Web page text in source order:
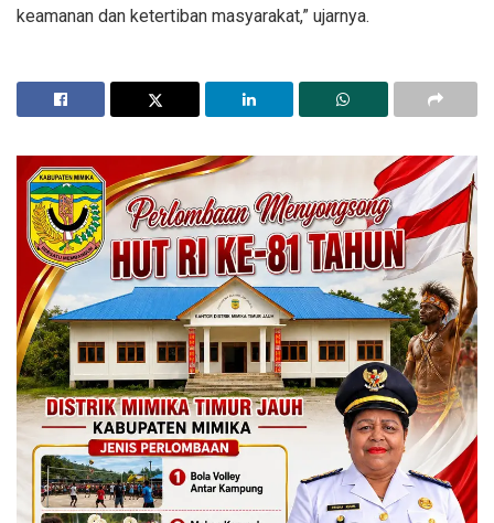
keamanan dan ketertiban masyarakat,” ujarnya.